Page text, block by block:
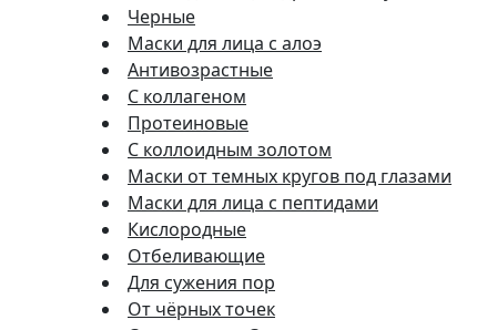
Черные
Маски для лица с алоэ
Антивозрастные
С коллагеном
Протеиновые
С коллоидным золотом
Маски от темных кругов под глазами
Маски для лица с пептидами
Кислородные
Отбеливающие
Для сужения пор
От чёрных точек